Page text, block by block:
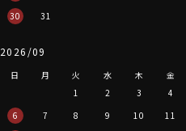
この生地はウールでは染色の
れている白で生産しております。
そのような理由から、純白とい
といっても着用した際の見栄え
生地そのもの。
(ブロード生地と同様、やや薄目
30
31
2026/09
日 月 火 水 木 金
1
2 3 4
6
7 8 9 10 11